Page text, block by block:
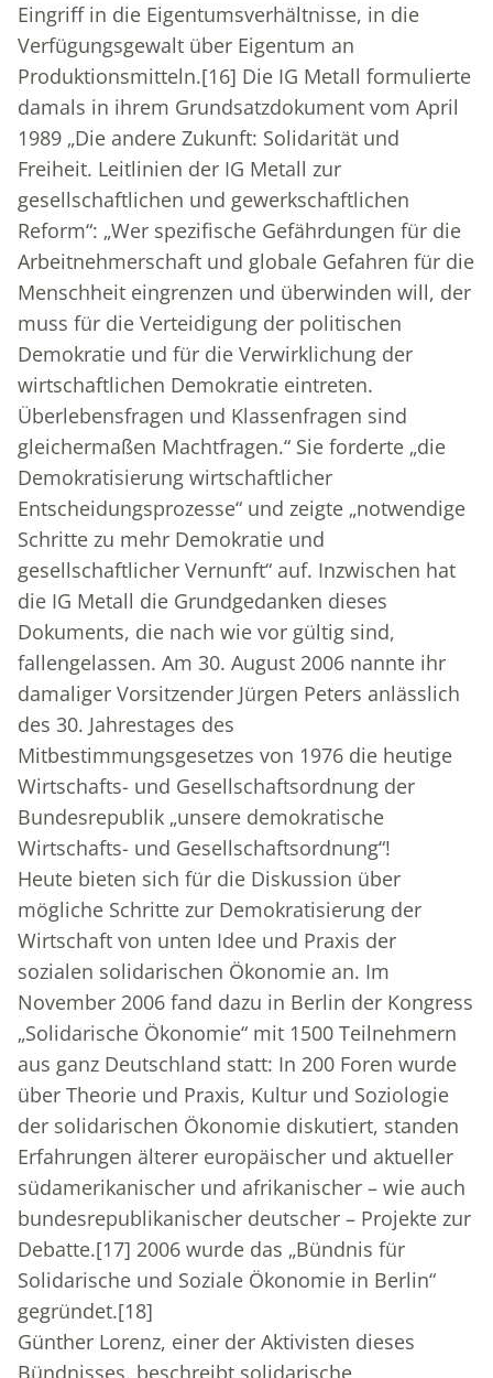
Eingriff in die Eigentumsverhältnisse, in die
Verfügungsgewalt über Eigentum an
Produktionsmitteln.[16] Die IG Metall formulierte
damals in ihrem Grundsatzdokument vom April
1989 „Die andere Zukunft: Solidarität und
Freiheit. Leitlinien der IG Metall zur
gesellschaftlichen und gewerkschaftlichen
Reform“: „Wer spezifische Gefährdungen für die
Arbeitnehmerschaft und globale Gefahren für die
Menschheit eingrenzen und überwinden will, der
muss für die Verteidigung der politischen
Demokratie und für die Verwirklichung der
wirtschaftlichen Demokratie eintreten.
Überlebensfragen und Klassenfragen sind
gleichermaßen Machtfragen.“ Sie forderte „die
Demokratisierung wirtschaftlicher
Entscheidungsprozesse“ und zeigte „notwendige
Schritte zu mehr Demokratie und
gesellschaftlicher Vernunft“ auf. Inzwischen hat
die IG Metall die Grundgedanken dieses
Dokuments, die nach wie vor gültig sind,
fallengelassen. Am 30. August 2006 nannte ihr
damaliger Vorsitzender Jürgen Peters anlässlich
des 30. Jahrestages des
Mitbestimmungsgesetzes von 1976 die heutige
Wirtschafts- und Gesellschaftsordnung der
Bundesrepublik „unsere demokratische
Wirtschafts- und Gesellschaftsordnung“!
Heute bieten sich für die Diskussion über
mögliche Schritte zur Demokratisierung der
Wirtschaft von unten Idee und Praxis der
sozialen solidarischen Ökonomie an. Im
November 2006 fand dazu in Berlin der Kongress
„Solidarische Ökonomie“ mit 1500 Teilnehmern
aus ganz Deutschland statt: In 200 Foren wurde
über Theorie und Praxis, Kultur und Soziologie
der solidarischen Ökonomie diskutiert, standen
Erfahrungen älterer europäischer und aktueller
südamerikanischer und afrikanischer – wie auch
bundesrepublikanischer deutscher – Projekte zur
Debatte.[17] 2006 wurde das „Bündnis für
Solidarische und Soziale Ökonomie in Berlin“
gegründet.[18]
Günther Lorenz, einer der Aktivisten dieses
Bündnisses, beschreibt solidarische